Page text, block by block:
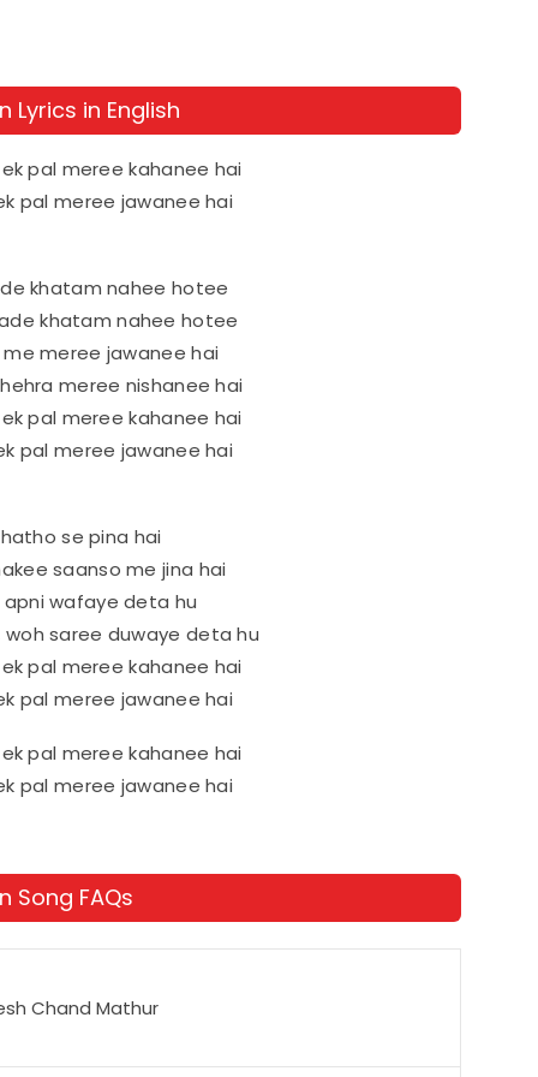
Lyrics in English
pal meree kahanee hai
pal meree jawanee hai
khatam nahee hotee
khatam nahee hotee
meree jawanee hai
meree nishanee hai
pal meree kahanee hai
pal meree jawanee hai
se pina hai
saanso me jina hai
apni wafaye deta hu
saree duwaye deta hu
pal meree kahanee hai
pal meree jawanee hai
pal meree kahanee hai
pal meree jawanee hai
Song FAQs
Chand Mathur